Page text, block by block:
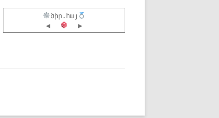
ծիր.հայ
◀
▶